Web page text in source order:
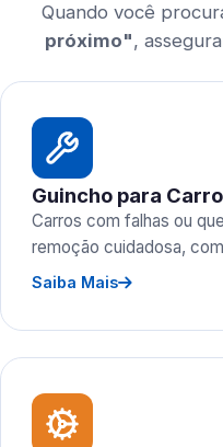
Quando você
próximo",
Guincho para Carro
Carros com falhas ou
remoção cuidadosa,
Saiba Mais